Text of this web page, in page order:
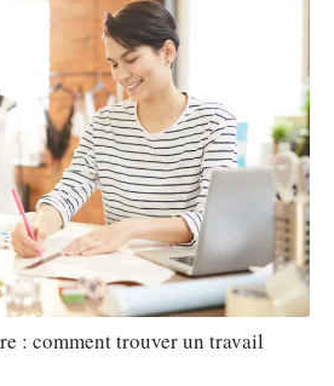
: comment trouver un travail